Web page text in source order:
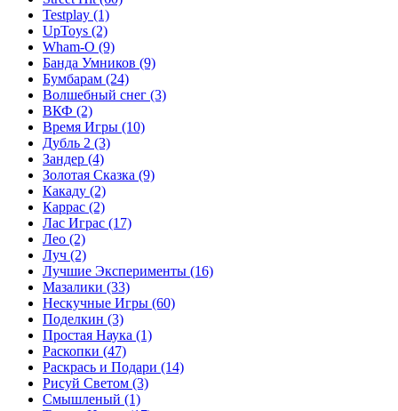
Testplay (1)
UpToys (2)
Wham-O (9)
Банда Умников (9)
Бумбарам (24)
Волшебный снег (3)
ВКФ (2)
Время Игры (10)
Дубль 2 (3)
Зандер (4)
Золотая Сказка (9)
Какаду (2)
Каррас (2)
Лас Играс (17)
Лео (2)
Луч (2)
Лучшие Эксперименты (16)
Мазалики (33)
Нескучные Игры (60)
Поделкин (3)
Простая Наука (1)
Раскопки (47)
Раскрась и Подари (14)
Рисуй Светом (3)
Смышленый (1)